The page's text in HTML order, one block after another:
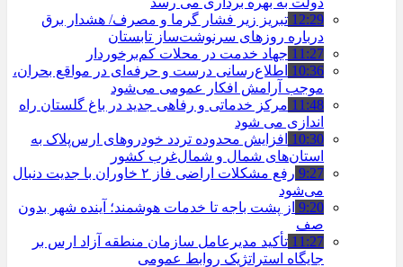
12:29 تبریز زیر فشار گرما و مصرف/ هشدار برق
درباره روزهای سرنوشت‌ساز تابستان
11:27 جهاد خدمت در محلات کم‌برخوردار
10:36 اطلاع‌رسانی درست و حرفه‌ای در مواقع بحران،
موجب آرامش افکار عمومی می‌شود
11:48 مرکز خدماتی و رفاهی جدید در باغ گلستان راه
اندازی می شود
10:30 افزایش محدوده تردد خودروهای ارس‌پلاک به
استان‌های شمال و شمال‌غرب کشور
9:27
رفع مشکلات اراضی فاز ۲ خاوران با جدیت دنبال
می‌شود
9:20 از پشت باجه تا خدمات هوشمند؛ آینده شهر بدون
صف
11:27 تأکید مدیرعامل سازمان منطقه آزاد ارس بر
جایگاه استراتژیک روابط عمومی